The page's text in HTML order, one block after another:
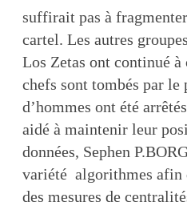
suffirait pas à
cartel. Les autres
Los Zetas ont continué
chefs sont tombés par le
d’hommes ont été
aidé à maintenir leur
données, Sephen
variété algorithmes
des mesures de